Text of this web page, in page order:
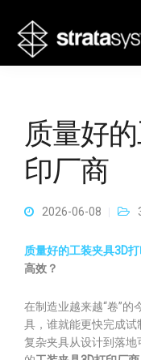
质量好
印厂商
2026-06-08
质量好的工装夹具3D
高效？
在制造业越来越“卷”的
具，谁就能更快完成
复杂夹具从设计到落